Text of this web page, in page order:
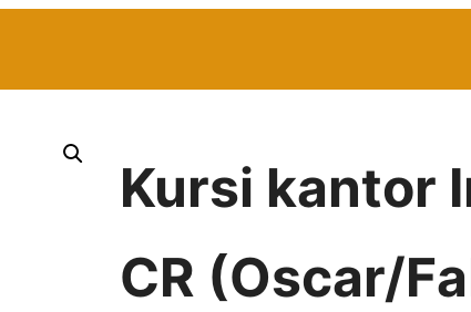
Kursi kantor
CR (Oscar/